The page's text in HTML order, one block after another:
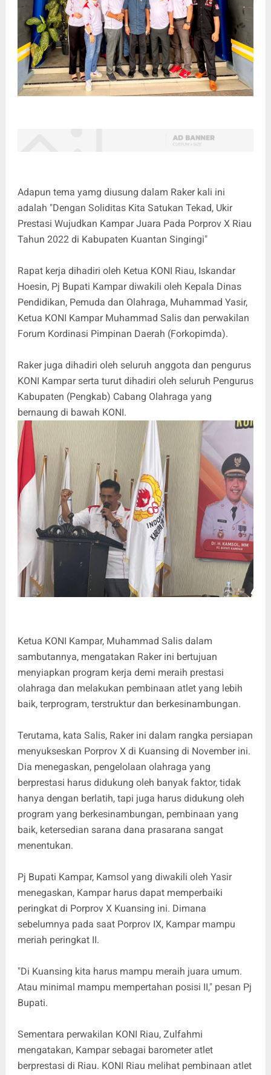
Adapun tema yamg diusung dalam Raker kali ini
adalah "Dengan Soliditas Kita Satukan Tekad, Ukir
Prestasi Wujudkan Kampar Juara Pada Porprov X Riau
Tahun 2022 di Kabupaten Kuantan Singingi"
Rapat kerja dihadiri oleh Ketua KONI Riau, Iskandar
Hoesin, Pj Bupati Kampar diwakili oleh Kepala Dinas
Pendidikan, Pemuda dan Olahraga, Muhammad Yasir,
Ketua KONI Kampar Muhammad Salis dan perwakilan
Forum Kordinasi Pimpinan Daerah (Forkopimda).
Raker juga dihadiri oleh seluruh anggota dan pengurus
KONI Kampar serta turut dihadiri oleh seluruh Pengurus
Kabupaten (Pengkab) Cabang Olahraga yang
bernaung di bawah KONI.
Ketua KONI Kampar, Muhammad Salis dalam
sambutannya, mengatakan Raker ini bertujuan
menyiapkan program kerja demi meraih prestasi
olahraga dan melakukan pembinaan atlet yang lebih
baik, terprogram, terstruktur dan berkesinambungan.
Terutama, kata Salis, Raker ini dalam rangka persiapan
menyukseskan Porprov X di Kuansing di November ini.
Dia menegaskan, pengelolaan olahraga yang
berprestasi harus didukung oleh banyak faktor, tidak
hanya dengan berlatih, tapi juga harus didukung oleh
program yang berkesinambungan, pembinaan yang
baik, ketersedian sarana dana prasarana sangat
menentukan.
Pj Bupati Kampar, Kamsol yang diwakili oleh Yasir
menegaskan, Kampar harus dapat memperbaiki
peringkat di Porprov X Kuansing ini. Dimana
sebelumnya pada saat Porprov IX, Kampar mampu
meriah peringkat II.
"Di Kuansing kita harus mampu meraih juara umum.
Atau minimal mampu mempertahan posisi II," pesan Pj
Bupati.
Sementara perwakilan KONI Riau, Zulfahmi
mengatakan, Kampar sebagai barometer atlet
berprestasi di Riau. KONI Riau melihat pembinaan atlet